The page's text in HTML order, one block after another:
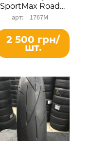
SportMax RoadSmart II
1767М
2 500 грн/
шт.